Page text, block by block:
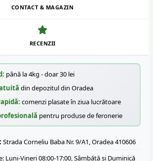
CONTACT & MAGAZIN
RECENZII
până la 4kg - doar 30 lei
din depozitul din Oradea
comenzi plasate în ziua lucrătoare
pentru produse de feronerie
Strada Corneliu Baba Nr. 9/A1, Oradea 410606
Luni-Vineri 08:00-17:00, Sâmbătă și Duminică